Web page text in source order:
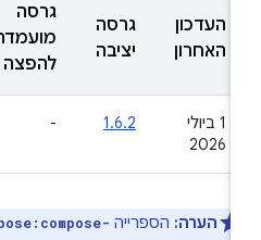
העדכון
האחרון
גרסה
יציבה
גרסה
מועמדת
להפצה
‫1 ביולי
2026
1.6.2
הערה:הספרייה